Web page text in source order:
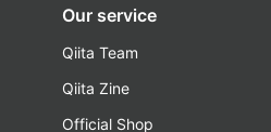
Our service
Qiita Team
Qiita Zine
Official Shop